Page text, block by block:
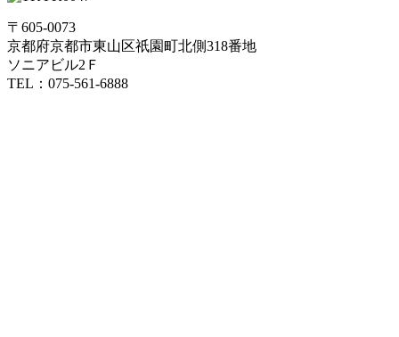
〒605-0073
京都府京都市東山区祇園町北側318番地
ソニアビル2Ｆ
TEL：075-561-6888